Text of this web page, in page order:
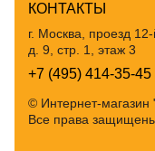
КОНТАКТЫ
г. Москва, проезд
д. 9, стр. 1, этаж 3
+7 (495) 414-35-45
© Интернет-магазин
Все права